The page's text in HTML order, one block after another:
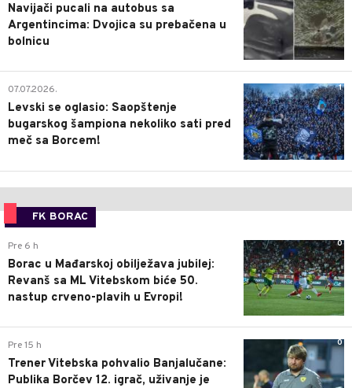
Navijači pucali na autobus sa
Argentincima: Dvojica su prebačena u
bolnicu
1
07.07.2026.
Levski se oglasio: Saopštenje
bugarskog šampiona nekoliko sati pred
meč sa Borcem!
FK BORAC
0
Pre 6 h
Borac u Mađarskoj obilježava jubilej:
Revanš sa ML Vitebskom biće 50.
nastup crveno-plavih u Evropi!
0
Pre 15 h
Trener Vitebska pohvalio Banjalučane:
Publika Borčev 12. igrač, uživanje je